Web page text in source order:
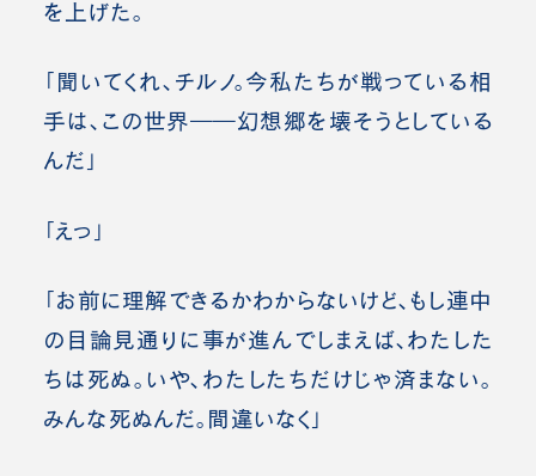
を上げた。
「聞いてくれ、チルノ。今私たちが戦っている相
手は、この世界――幻想郷を壊そうとしている
んだ」
「えっ」
「お前に理解できるかわからないけど、もし連中
の目論見通りに事が進んでしまえば、わたした
ちは死ぬ。いや、わたしたちだけじゃ済まない。
みんな死ぬんだ。間違いなく」